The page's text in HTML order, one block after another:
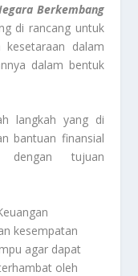
Berkembang
di rancang untuk
kesetaraan dalam
dalam bentuk
langkah yang di
bantuan finansial
dengan tujuan
kesempatan
agar dapat
oleh